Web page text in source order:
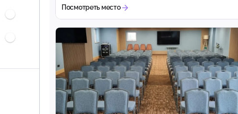
Посмотреть место